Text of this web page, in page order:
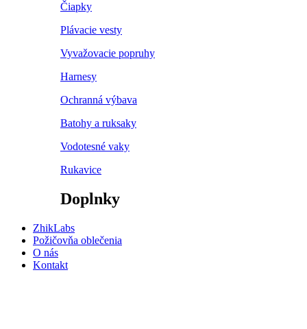
Čiapky
Plávacie vesty
Vyvažovacie popruhy
Harnesy
Ochranná výbava
Batohy a ruksaky
Vodotesné vaky
Rukavice
Doplnky
ZhikLabs
Požičovňa oblečenia
O nás
Kontakt